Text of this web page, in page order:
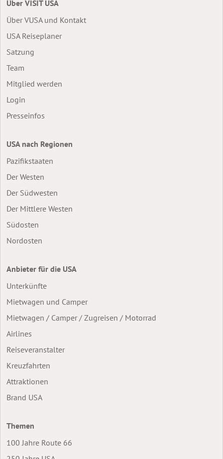
Über VISIT USA
Über VUSA und Kontakt
USA Reiseplaner
Satzung
Team
Mitglied werden
Login
Presseinfos
USA nach Regionen
Pazifikstaaten
Der Westen
Der Südwesten
Der Mittlere Westen
Südosten
Nordosten
Anbieter für die USA
Unterkünfte
Mietwagen und Camper
Mietwagen / Camper / Zugreisen / Motorrad
Airlines
Reiseveranstalter
Kreuzfahrten
Attraktionen
Brand USA
Themen
100 Jahre Route 66